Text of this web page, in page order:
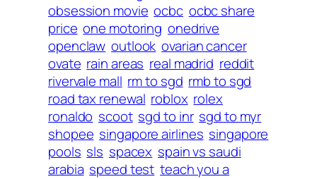
obsession movie ocbc ocbc share
price one motoring onedrive
openclaw outlook ovarian cancer
ovate rain areas real madrid reddit
rivervale mall rm to sgd rmb to sgd
road tax renewal roblox rolex
ronaldo scoot sgd to inr sgd to myr
shopee singapore airlines singapore
pools sls spacex spain vs saudi
arabia speed test teach you a